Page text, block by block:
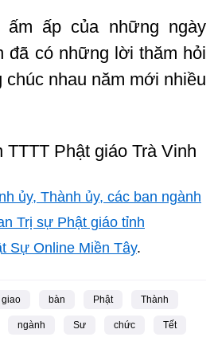
ấm ấp của những ngày
đã có những lời thăm hỏi
nhau năm mới nhiều
TTTT Phật giáo Trà Vinh
ủy, Thành ủy, các ban ngành
Trị sự Phật giáo tỉnh
Sự Online Miền Tây.
giao bàn Phật Thành
ngành Sư chức Tết